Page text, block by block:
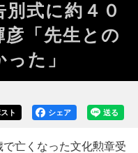
式に約４０
「先生との
た」
送る
シェア
ト
亡くなった文化勲章受